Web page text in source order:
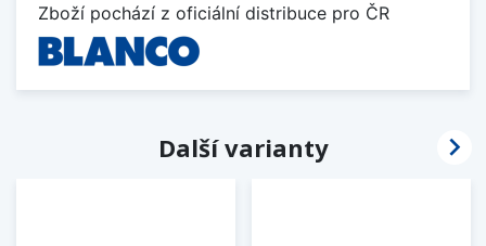
Zboží pochází z oficiální distribuce pro ČR
Další varianty 